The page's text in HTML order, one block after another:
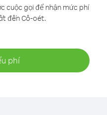
cuộc gọi để nhận mức phí
đến Cô-oét.
phí